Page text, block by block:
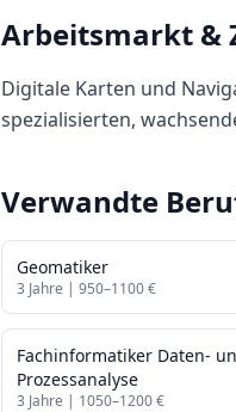
Arbeitsmarkt &
Digitale Karten und
spezialisierten,
Verwandte
Geomatiker
3 Jahre | 950–1100€
Fachinformatiker Daten-
Prozessanalyse
3 Jahre | 1050–1200€